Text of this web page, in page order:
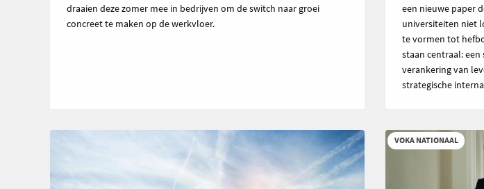
draaien deze zomer mee in bedrijven om de switch naar groei
concreet te maken op de werkvloer.
een nieuwe paper
universiteiten niet
te vormen tot
staan centraal:
verankering van
strategische
VOKA NATIONAAL